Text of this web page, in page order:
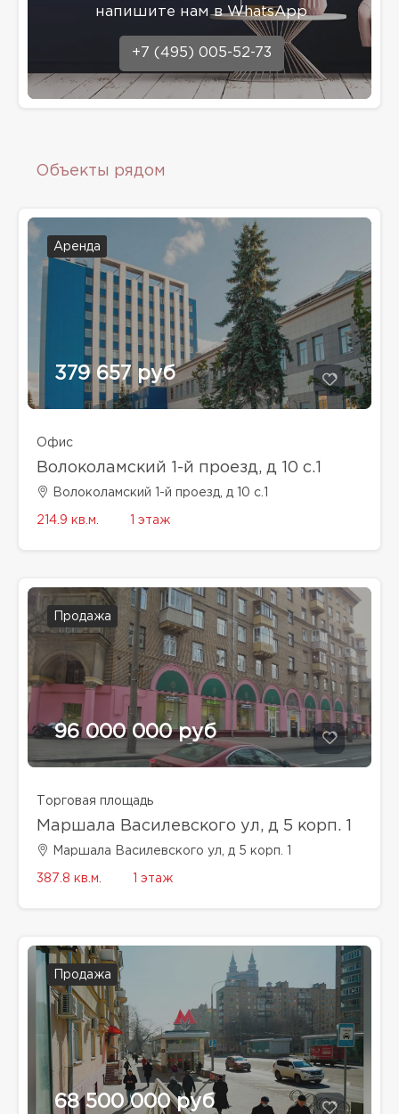
напишите нам в WhatsApp
+7 (495) 005-52-73
Объекты рядом
Аренда
379 657 руб
Офис
Волоколамский 1-й проезд, д 10 с.1
Волоколамский 1-й проезд, д 10 с.1
214.9 кв.м. 1 этаж
Продажа
96 000 000 руб
Торговая площадь
Маршала Василевского ул, д 5 корп. 1
Маршала Василевского ул, д 5 корп. 1
387.8 кв.м. 1 этаж
Продажа
68 500 000 руб